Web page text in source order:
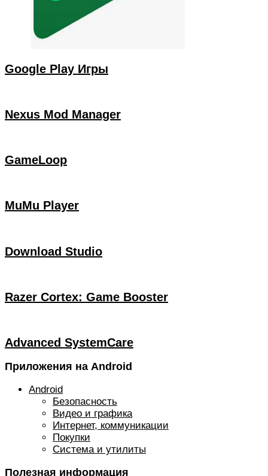
Google Play Игры
Nexus Mod Manager
GameLoop
MuMu Player
Download Studio
Razer Cortex: Game Booster
Advanced SystemCare
Приложения на Android
Android
Безопасность
Видео и графика
Интернет, коммуникации
Покупки
Система и утилиты
Полезная информация